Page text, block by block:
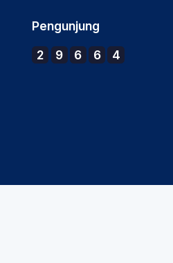
Pengunjung
2 9 6 6 4